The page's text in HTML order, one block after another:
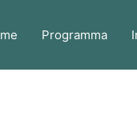
Programma